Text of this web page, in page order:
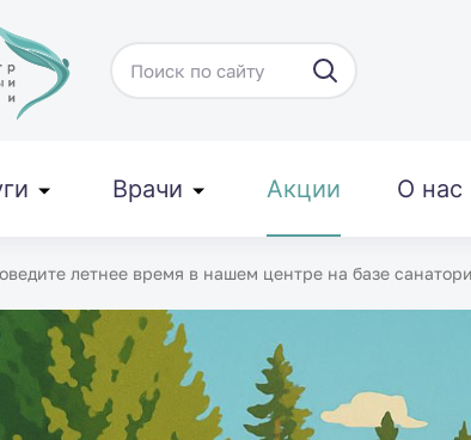
Врачи Акции О нас
летнее время в нашем центре на базе